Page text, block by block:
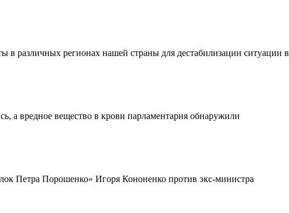
различных регионах нашей страны для дестабилизации ситуации в
а вредное вещество в крови парламентария обнаружили
Петра Порошенко» Игоря Кононенко против экс-министра